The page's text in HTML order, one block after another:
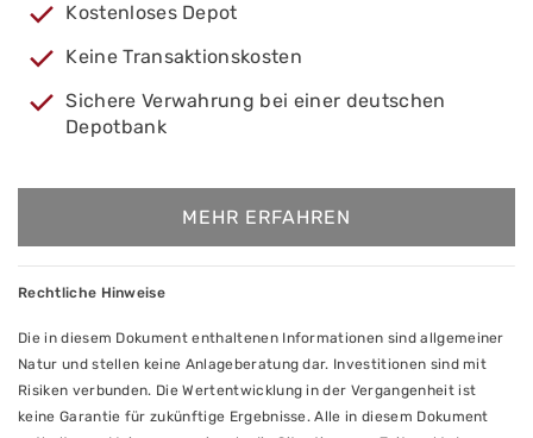
Kostenloses Depot
Keine Transaktionskosten
Sichere Verwahrung bei einer deutschen
Depotbank
MEHR ERFAHREN
Rechtliche Hinweise
Die in diesem Dokument enthaltenen Informationen sind allgemeiner
Natur und stellen keine Anlageberatung dar. Investitionen sind mit
Risiken verbunden. Die Wertentwicklung in der Vergangenheit ist
keine Garantie für zukünftige Ergebnisse. Alle in diesem Dokument